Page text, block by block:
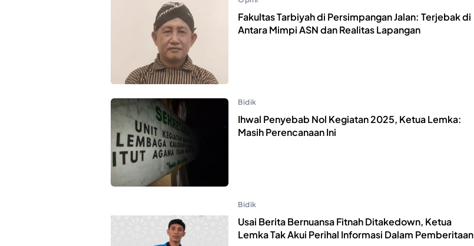
Fakultas Tarbiyah di Persimpangan Jalan: Terjebak di
Antara Mimpi ASN dan Realitas Lapangan
Bidik
Ihwal Penyebab Nol Kegiatan 2025, Ketua Lemka:
Masih Perencanaan Ini
Bidik
Usai Berita Bernuansa Fitnah Ditakedown, Ketua
Lemka Tak Akui Perihal Informasi Dalam Pemberitaan